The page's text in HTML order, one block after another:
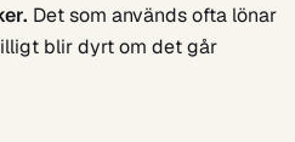
Det som används ofta lönar
blir dyrt om det går